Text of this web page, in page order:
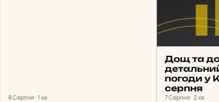
8 Серпня · 1 хв
Дощ та до
погоди у
серпня
7 Серпня · 2 хв